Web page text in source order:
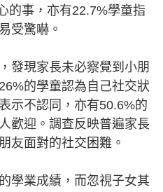
的事，亦有22.7%學童指
受驚嚇。
發現家長未必察覺到小朋
的學童認為自己社交狀
示不認同，亦有50.6%的
歡迎。調查反映普遍家長
友面對的社交困難。
學業成績，而忽視子女其